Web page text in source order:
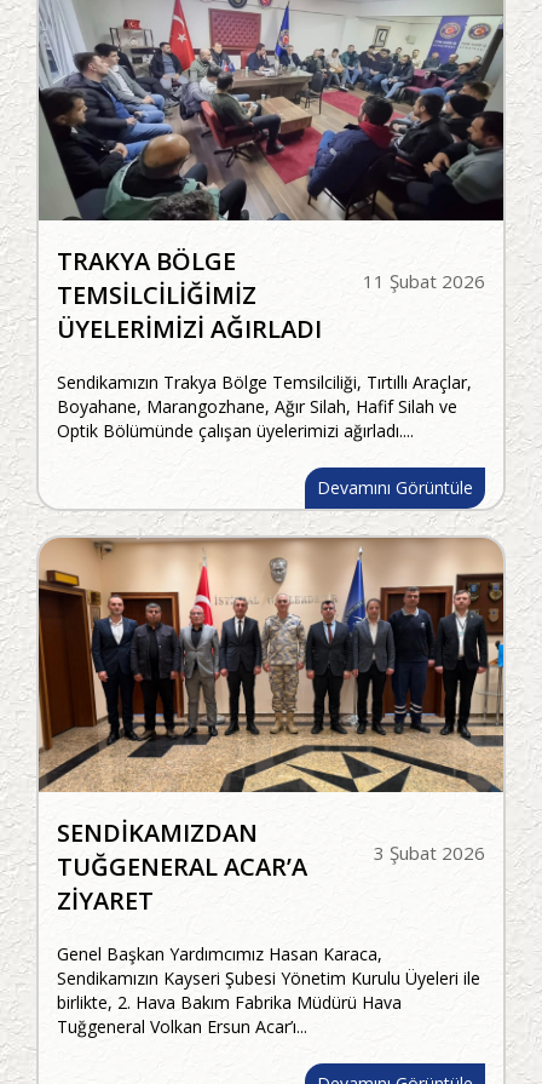
11 Şubat 2026
TRAKYA BÖLGE
TEMSİLCİLİĞİMİZ
ÜYELERİMİZİ AĞIRLADI
Sendikamızın Trakya Bölge Temsilciliği, Tırtıllı Araçlar,
Boyahane, Marangozhane, Ağır Silah, Hafif Silah ve
Optik Bölümünde çalışan üyelerimizi ağırladı....
Devamını Görüntüle
3 Şubat 2026
SENDİKAMIZDAN
TUĞGENERAL ACAR’A
ZİYARET
Genel Başkan Yardımcımız Hasan Karaca,
Sendikamızın Kayseri Şubesi Yönetim Kurulu Üyeleri ile
birlikte, 2. Hava Bakım Fabrika Müdürü Hava
Tuğgeneral Volkan Ersun Acar’ı...